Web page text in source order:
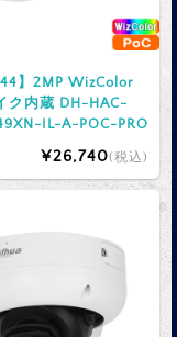
】2MP WizColor
ク内蔵 DH-HAC-
IL-A-POC-PRO
¥26,740(税込)